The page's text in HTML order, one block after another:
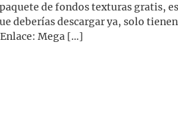
de fondos texturas gratis,
deberías descargar ya, solo
Mega […]